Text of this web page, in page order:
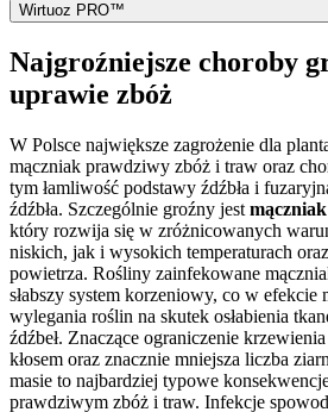
Wirtuoz PRO™
Najgroźniejsze choroby
uprawie zbóż
W Polsce największe zagrożenie dla
mączniak prawdziwy zbóż i traw oraz
tym łamliwość podstawy źdźbła i
źdźbła. Szczególnie groźny jest
który rozwija się w zróżnicowanych
niskich, jak i wysokich temperaturach
powietrza. Rośliny zainfekowane
słabszy system korzeniowy, co w efekcie
wylegania roślin na skutek osłabienia
źdźbeł. Znaczące ograniczenie
kłosem oraz znacznie mniejsza liczba
masie to najbardziej typowe
prawdziwym zbóż i traw. Infekcje